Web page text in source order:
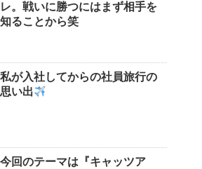
レ。戦いに勝つにはまず相手を
知ることから笑
私が入社してからの社員旅行の
思い出
今回のテーマは『キャッツア